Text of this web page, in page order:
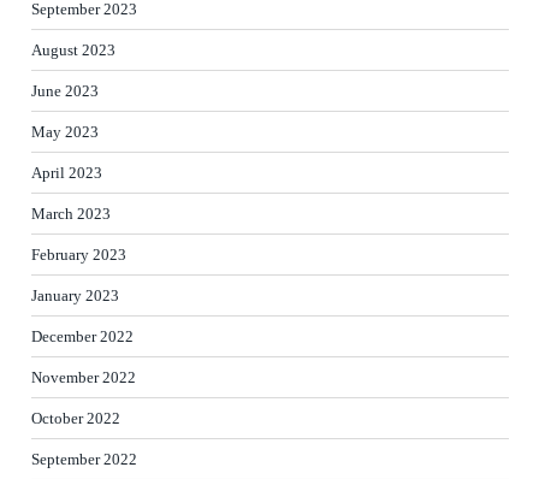
September 2023
August 2023
June 2023
May 2023
April 2023
March 2023
February 2023
January 2023
December 2022
November 2022
October 2022
September 2022